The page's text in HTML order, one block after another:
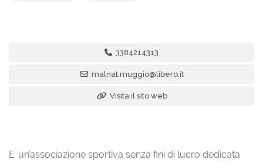
3384214313
malnat.muggio@libero.it
Visita il sito web
E’ un’associazione sportiva senza fini di lucro dedicata